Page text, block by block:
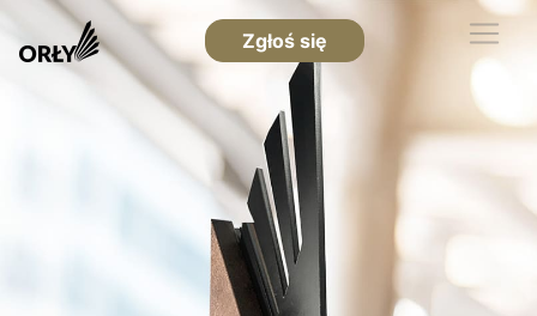
Zgłoś się